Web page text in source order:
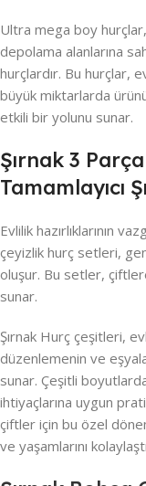
Ultra mega boy
depolama alanlarına
hurçlardır. Bu hurçlar,
büyük miktarlarda
etkili bir yolunu sunar.
Şırnak 3
Tamamlayıcı
Evlilik hazırlıklarının
çeyizlik hurç setleri,
oluşur. Bu setler, çiftlere
sunar.
Şırnak Hurç çeşitleri,
düzenlemenin ve
sunar. Çeşitli
ihtiyaçlarına uygun
çiftler için bu özel
ve yaşamlarını